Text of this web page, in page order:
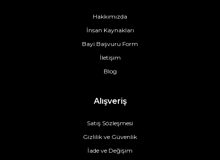
Hakkımızda
İnsan Kaynakları
Bayi Başvuru Form
İletişim
Blog
Alışveriş
Satış Sözleşmesi
Gizlilik ve Güvenlik
İade ve Değişim